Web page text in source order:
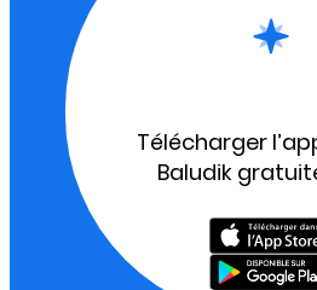
Télécharger
Baludik